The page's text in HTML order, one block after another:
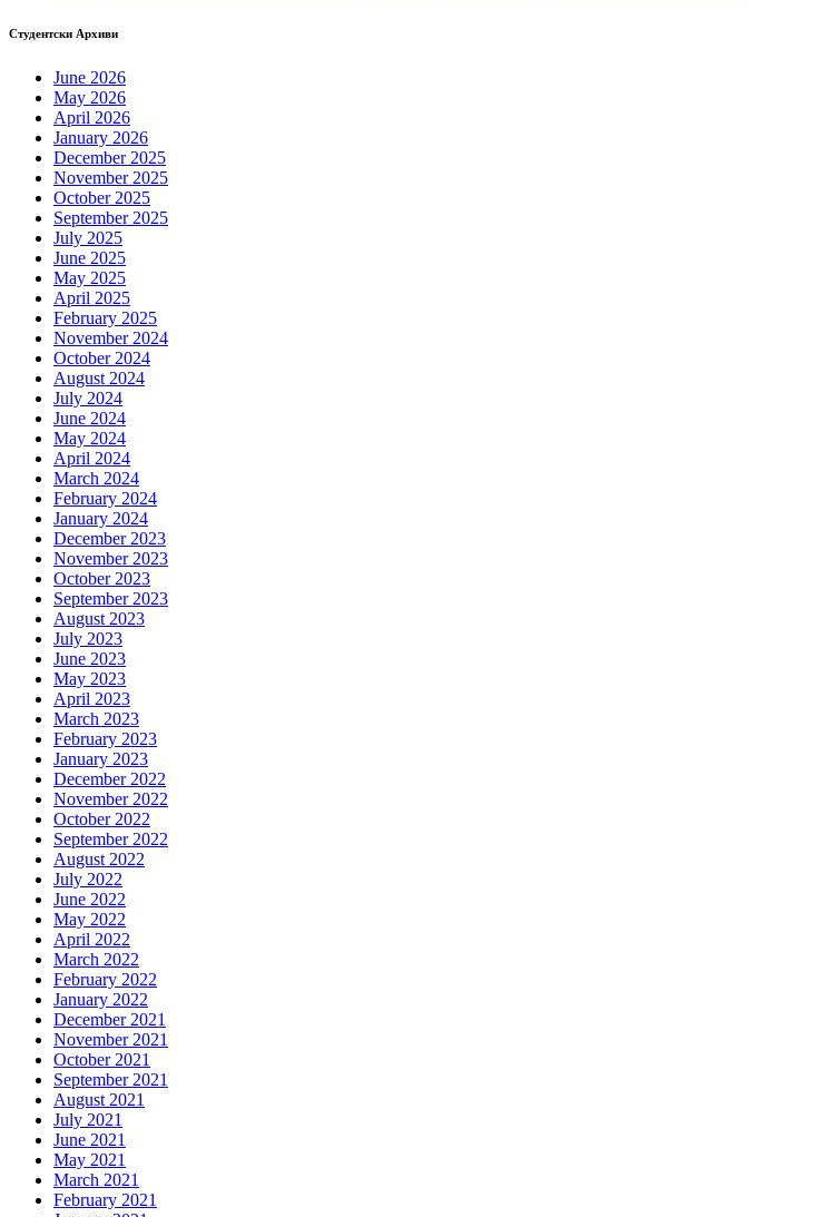
Студентски Архиви
June 2026
May 2026
April 2026
January 2026
December 2025
November 2025
October 2025
September 2025
July 2025
June 2025
May 2025
April 2025
February 2025
November 2024
October 2024
August 2024
July 2024
June 2024
May 2024
April 2024
March 2024
February 2024
January 2024
December 2023
November 2023
October 2023
September 2023
August 2023
July 2023
June 2023
May 2023
April 2023
March 2023
February 2023
January 2023
December 2022
November 2022
October 2022
September 2022
August 2022
July 2022
June 2022
May 2022
April 2022
March 2022
February 2022
January 2022
December 2021
November 2021
October 2021
September 2021
August 2021
July 2021
June 2021
May 2021
March 2021
February 2021